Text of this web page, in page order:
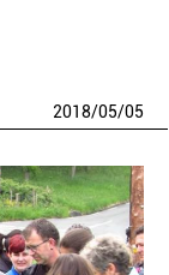
2018/05/05